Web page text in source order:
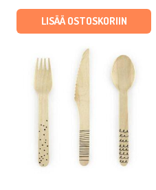
LISÄÄ OSTOSKORIIN